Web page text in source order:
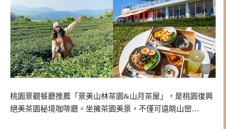
桃園景觀餐廳推薦「景美山林茶園&山月茶屋」，是桃園復興
絕美茶園秘境咖啡廳。坐擁茶園美景，不僅可遠眺山巒…